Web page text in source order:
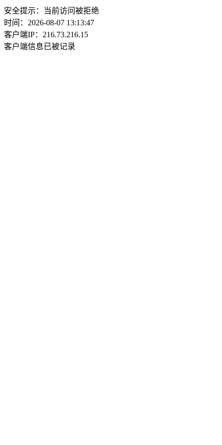
安全提示：当前访问被拒绝
时间：2026-08-07 13:13:47
客户端IP：216.73.216.15
客户端信息已被记录